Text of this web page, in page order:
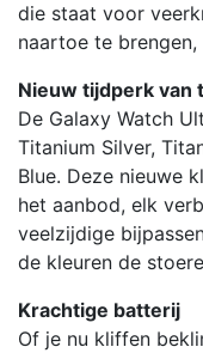
die staat voor
naartoe te
Nieuw tijdperk van
De Galaxy Watch
Titanium Silver,
Blue. Deze nieuwe
het aanbod, elk
veelzijdige
de kleuren de
Krachtige batterij
Of je nu kliffen